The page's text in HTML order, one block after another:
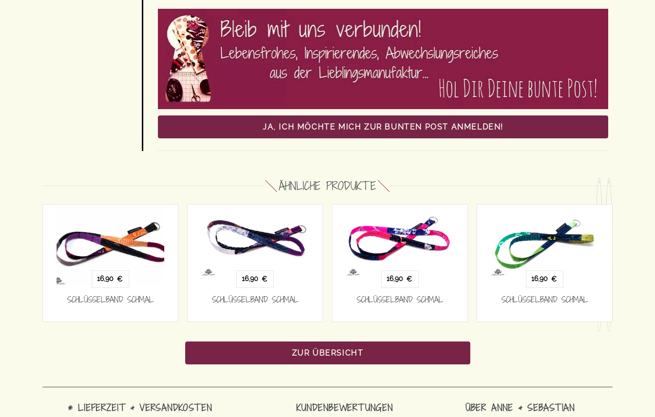
JA, ICH MÖCHTE MICH ZUR BUNTEN POST ANMELDEN!
ÄHNLICHE PRODUKTE
16,90 €
SCHLÜSSELBAND SCHMAL
16,90 €
SCHLÜSSELBAND SCHMAL
16,90 €
SCHLÜSSELBAND SCHMAL
16,90 €
SCHLÜSSELBAND SCHMAL
ZUR ÜBERSICHT
* LIEFERZEIT & VERSANDKOSTEN KUNDENBEWERTUNGEN ÜBER ANNE & SEBASTIAN